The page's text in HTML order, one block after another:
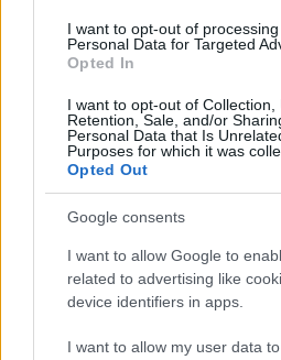
I want to opt-out of
Personal Data for Targeted
Opted In
I want to opt-out of Collection,
Retention, Sale, and/or
Personal Data that Is
Purposes for which it was
Opted Out
Google consents
I want to allow Google to
related to advertising like
device identifiers in apps.
I want to allow my user data
KULTÚRA
Így kerüli el Zsófi a